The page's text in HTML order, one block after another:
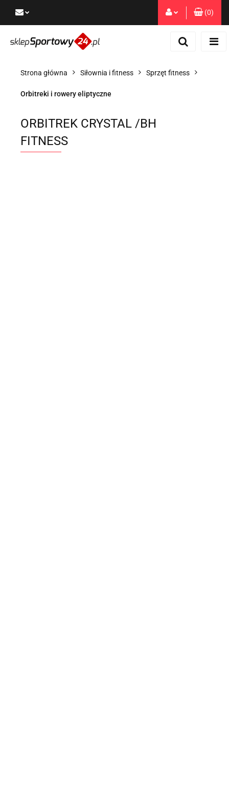
Dodaj zgłoszenie
(0)
Strona główna Siłownia i fitness Sprzęt fitness
Orbitreki i rowery eliptyczne
ORBITREK CRYSTAL /BH
FITNESS